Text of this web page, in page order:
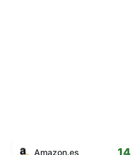
Amazon.es